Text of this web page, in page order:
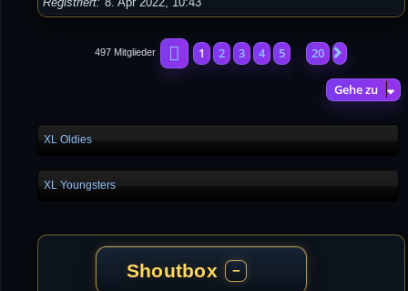
497 Mitglieder Seite1von20
1 2 3 4 5 20
Gehe zu
XL Oldies
XL Youngsters
Shoutbox −